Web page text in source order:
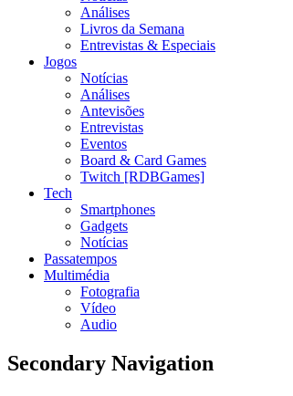
Análises
Livros da Semana
Entrevistas & Especiais
Jogos
Notícias
Análises
Antevisões
Entrevistas
Eventos
Board & Card Games
Twitch [RDBGames]
Tech
Smartphones
Gadgets
Notícias
Passatempos
Multimédia
Fotografia
Vídeo
Audio
Secondary Navigation